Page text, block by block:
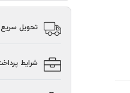
تحویل سریع
شرایط